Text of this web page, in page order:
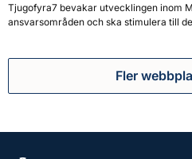
Tjugofyra7 bevakar utvecklingen inom
ansvarsområden och ska stimulera till
Fler